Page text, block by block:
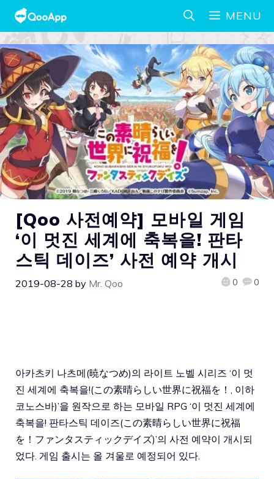
MENU
[Qoo 사전예약] 모바일 게임
‘이 멋진 세계에 축복을! 판타
스틱 데이즈’ 사전 예약 개시
2019-08-28 by Mr. Qoo 0 0
아카츠키 나츠메(暁なつめ)의 라이트 노벨 시리즈 ‘이 멋
진 세계에 축복을!(この素晴らしい世界に祝福を！, 이하
코노스바)’을 원작으로 하는 모바일 RPG ‘이 멋진 세계에
축복을! 판타스틱 데이즈(この素晴らしい世界に祝福
を！ファンタスティックデイズ)’의 사전 예약이 개시되
었다. 게임 출시는 올 겨울로 예정되어 있다.